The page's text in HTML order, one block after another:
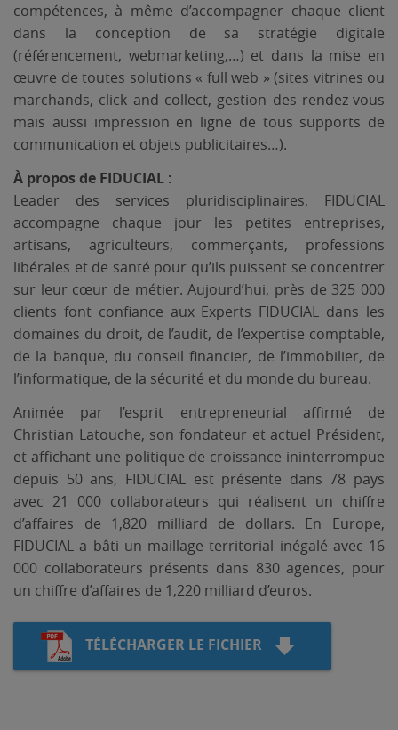
compétences, à même d’accompagner chaque client
dans la conception de sa stratégie digitale
(référencement, webmarketing,…) et dans la mise en
œuvre de toutes solutions « full web » (sites vitrines ou
marchands, click and collect, gestion des rendez-vous
mais aussi impression en ligne de tous supports de
communication et objets publicitaires…).
À propos de FIDUCIAL :
Leader des services pluridisciplinaires, FIDUCIAL
accompagne chaque jour les petites entreprises,
artisans, agriculteurs, commerçants, professions
libérales et de santé pour qu’ils puissent se concentrer
sur leur cœur de métier. Aujourd’hui, près de 325 000
clients font confiance aux Experts FIDUCIAL dans les
domaines du droit, de l’audit, de l’expertise comptable,
de la banque, du conseil financier, de l’immobilier, de
l’informatique, de la sécurité et du monde du bureau.
Animée par l’esprit entrepreneurial affirmé de
Christian Latouche, son fondateur et actuel Président,
et affichant une politique de croissance ininterrompue
depuis 50 ans, FIDUCIAL est présente dans 78 pays
avec 21 000 collaborateurs qui réalisent un chiffre
d’affaires de 1,820 milliard de dollars. En Europe,
FIDUCIAL a bâti un maillage territorial inégalé avec 16
000 collaborateurs présents dans 830 agences, pour
un chiffre d’affaires de 1,220 milliard d’euros.
TÉLÉCHARGER LE FICHIER